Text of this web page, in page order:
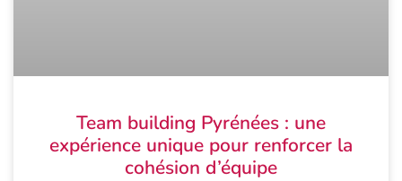
Team building Pyrénées : une
expérience unique pour renforcer la
cohésion d’équipe